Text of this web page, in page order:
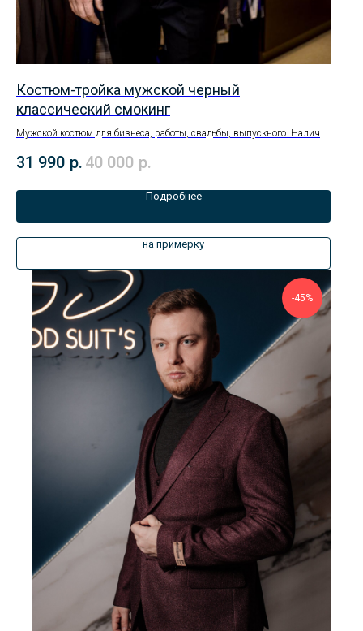
Костюм-тройка мужской черный
классический смокинг
Мужской костюм для бизнеса, работы, свадьбы, выпускного. Наличие
31 990 р.40 000 р.
Подробнее
на примерку
-45%